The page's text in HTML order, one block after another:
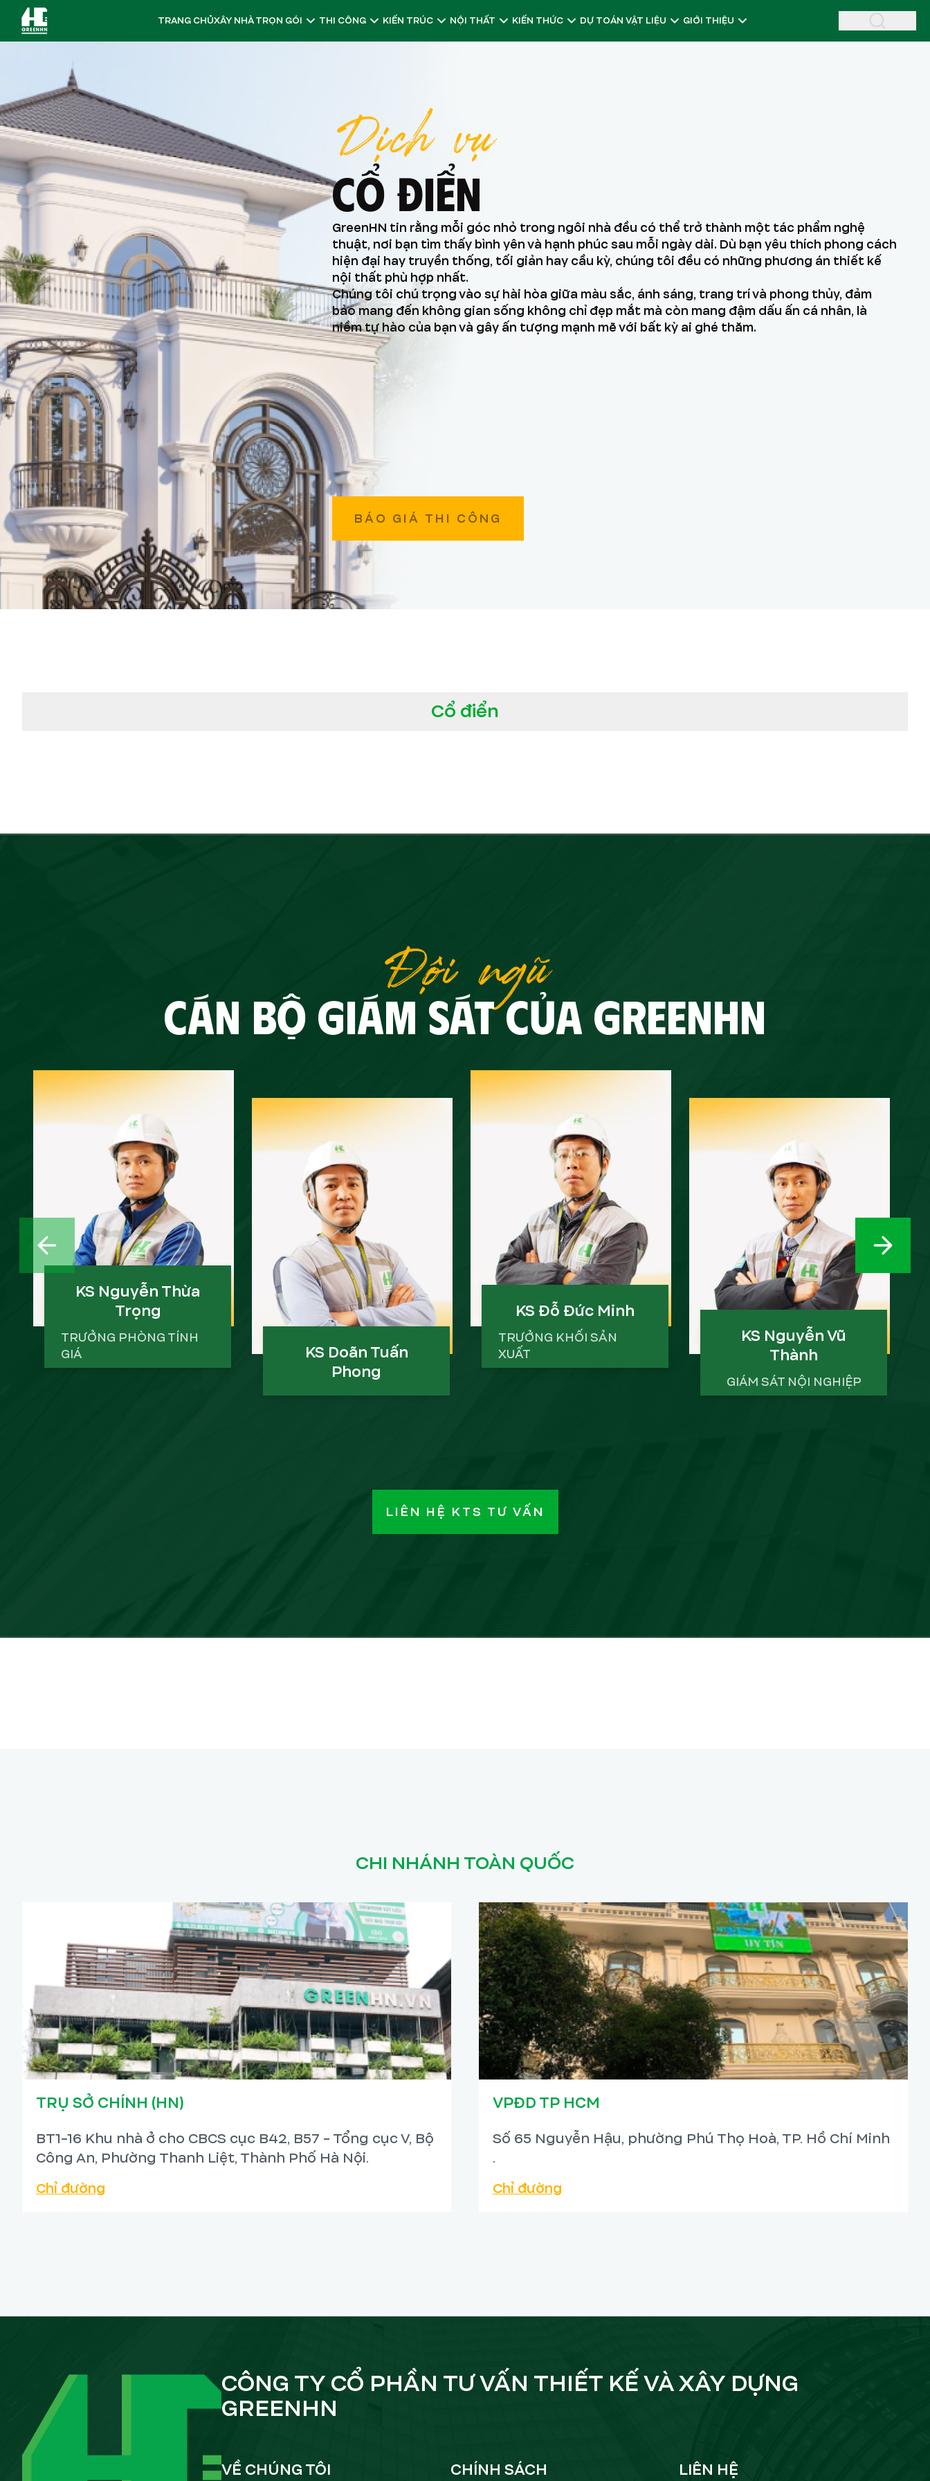
TRANG CHỦXÂY NHÀ TRỌN GÓI THI CÔNG KIẾN TRÚC NỘI THẤT KIẾN THỨC DỰ TOÁN VẬT LIỆU GIỚI THIỆU
Dịch vụ
CỔ ĐIỂN
GreenHN tin rằng mỗi góc nhỏ trong ngôi nhà đều có thể trở thành một tác phẩm nghệ
thuật, nơi bạn tìm thấy bình yên và hạnh phúc sau mỗi ngày dài. Dù bạn yêu thích phong cách
hiện đại hay truyền thống, tối giản hay cầu kỳ, chúng tôi đều có những phương án thiết kế
nội thất phù hợp nhất.
Chúng tôi chú trọng vào sự hài hòa giữa màu sắc, ánh sáng, trang trí và phong thủy, đảm
bảo mang đến không gian sống không chỉ đẹp mắt mà còn mang đậm dấu ấn cá nhân, là
niềm tự hào của bạn và gây ấn tượng mạnh mẽ với bất kỳ ai ghé thăm.
BÁO GIÁ THI CÔNG
Cổ điển
Đội ngũ
CÁN BỘ GIÁM SÁT CỦA GREENHN
KS Nguyễn Thừa
Trọng
TRƯỞNG PHÒNG TÍNH
GIÁ
Đại Học Xây Dựng
KS Doãn Tuấn
Phong
Đại học kiến trúc Hà Nội
KS Đỗ Đức Minh
TRƯỞNG KHỐI SẢN
XUẤT
Đại Học Xây Dựng
KS Nguyễn Vũ
Thành
GIÁM SÁT NỘI NGHIỆP
Đại Học Xây Dựng
PREVIOUS SLIDE NEXT
LIÊN HỆ KTS TƯ VẤN
CHI NHÁNH TOÀN QUỐC
TRỤ SỞ CHÍNH (HN)
BT1-16 Khu nhà ở cho CBCS cục B42, B57 - Tổng cục V, Bộ
Công An, Phường Thanh Liệt, Thành Phố Hà Nội.
Chỉ đường
VPĐD TP HCM
Số 65 Nguyễn Hậu, phường Phú Thọ Hoà, TP. Hồ Chí Minh
.
Chỉ đường
CÔNG TY CỔ PHẦN TƯ VẤN THIẾT KẾ VÀ XÂY DỰNG
GREENHN
VỀ CHÚNG TÔI CHÍNH SÁCH LIÊN HỆ